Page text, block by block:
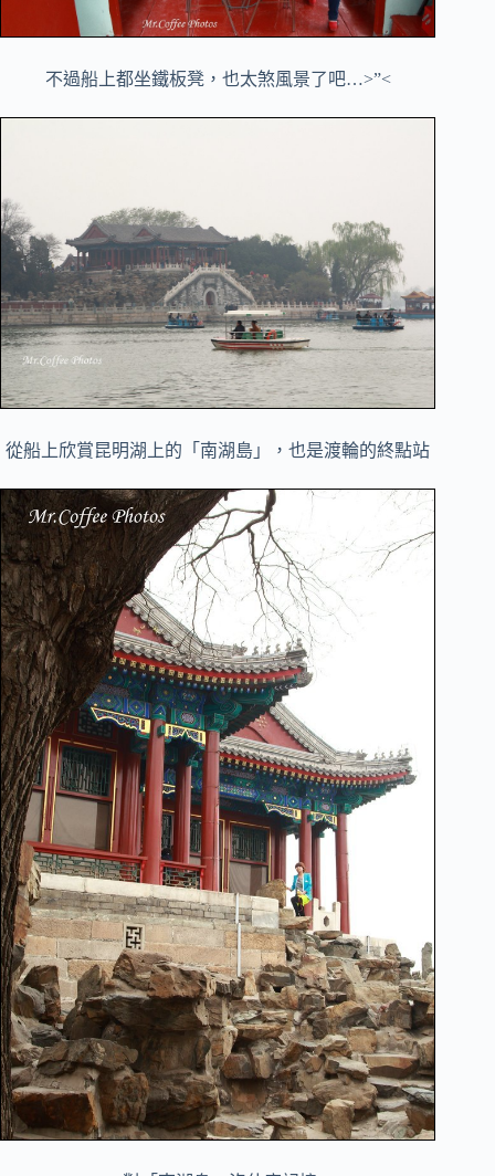
不過船上都坐鐵板凳，也太煞風景了吧…>”<
從船上欣賞昆明湖上的「南湖島」，也是渡輪的終點站